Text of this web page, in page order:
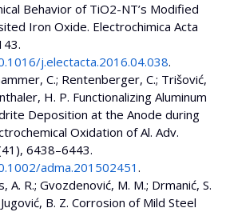
Behavior of TiO2-NT’s Modified
Iron Oxide. Electrochimica Acta
j.electacta.2016.04.038.
C.; Rentenberger, C.; Trišović,
H. P. Functionalizing Aluminum
Deposition at the Anode during
Oxidation of Al. Adv.
6438–6443.
adma.201502451.
A. R.; Gvozdenović, M. M.; Drmanić, S.
B. Z. Corrosion of Mild Steel